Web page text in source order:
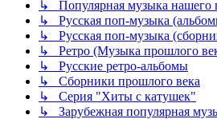
↳ Популярная музыка нашего
↳ Русская поп-музыка
↳ Русская поп-музыка
↳ Ретро (Музыка прошлого
↳ Русские ретро-альбомы
↳ Сборники прошлого века
↳ Серия "Хиты с катушек"
↳ Зарубежная популярная